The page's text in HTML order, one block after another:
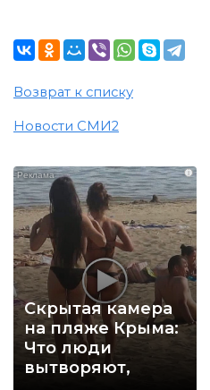
Возврат к списку
Новости СМИ2
i
Скрытая камера
на пляже Крыма:
Что люди
вытворяют,